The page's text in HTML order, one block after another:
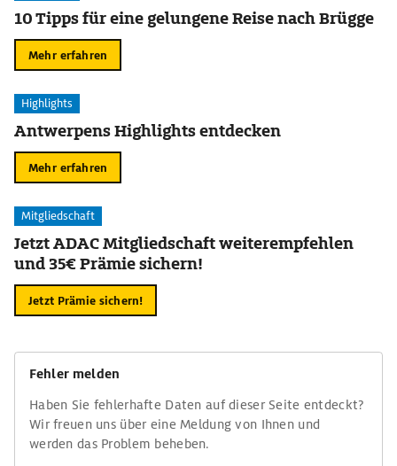
10 Tipps für eine gelungene Reise nach Brügge
Mehr erfahren
Highlights
Antwerpens Highlights entdecken
Mehr erfahren
Mitgliedschaft
Jetzt ADAC Mitgliedschaft weiterempfehlen
und 35€ Prämie sichern!
Jetzt Prämie sichern!
Fehler melden
Haben Sie fehlerhafte Daten auf dieser Seite entdeckt?
Wir freuen uns über eine Meldung von Ihnen und
werden das Problem beheben.